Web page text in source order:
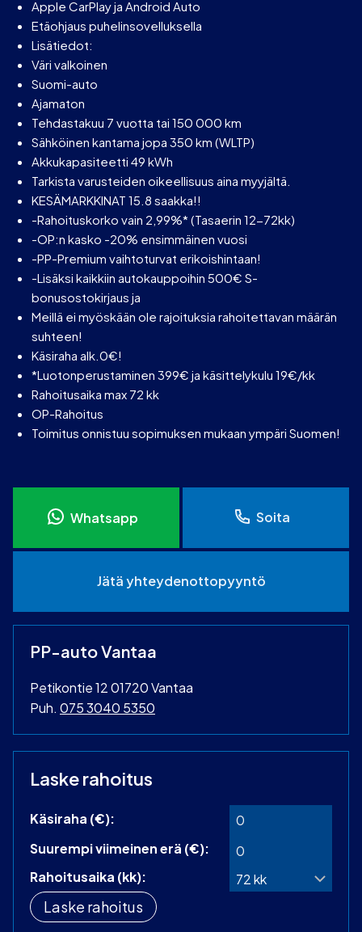
Apple CarPlay ja Android Auto
Etäohjaus puhelinsovelluksella
Lisätiedot:
Väri valkoinen
Suomi-auto
Ajamaton
Tehdastakuu 7 vuotta tai 150 000 km
Sähköinen kantama jopa 350 km (WLTP)
Akkukapasiteetti 49 kWh
Tarkista varusteiden oikeellisuus aina myyjältä.
KESÄMARKKINAT 15.8 saakka!!
-Rahoituskorko vain 2,99%* (Tasaerin 12-72kk)
-OP:n kasko -20% ensimmäinen vuosi
-PP-Premium vaihtoturvat erikoishintaan!
-Lisäksi kaikkiin autokauppoihin 500€ S-
bonusostokirjaus ja
Meillä ei myöskään ole rajoituksia rahoitettavan määrän
suhteen!
Käsiraha alk.0€!
*Luotonperustaminen 399€ ja käsittelykulu 19€/kk
Rahoitusaika max 72 kk
OP-Rahoitus
Toimitus onnistuu sopimuksen mukaan ympäri Suomen!
Whatsapp Soita
Jätä yhteydenottopyyntö
PP-auto Vantaa
Petikontie 12 01720 Vantaa
Puh. 075 3040 5350
Laske rahoitus
Käsiraha (€):
Suurempi viimeinen erä (€):
Rahoitusaika (kk):
Laske rahoitus